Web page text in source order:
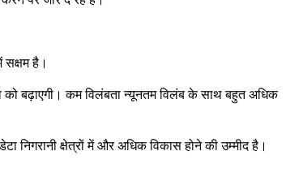
है।
को बढ़ाएगी। कम विलंबता न्यूनतम विलंब के साथ बहुत अधिक
क्षेत्रों में और अधिक विकास होने की उम्मीद है।